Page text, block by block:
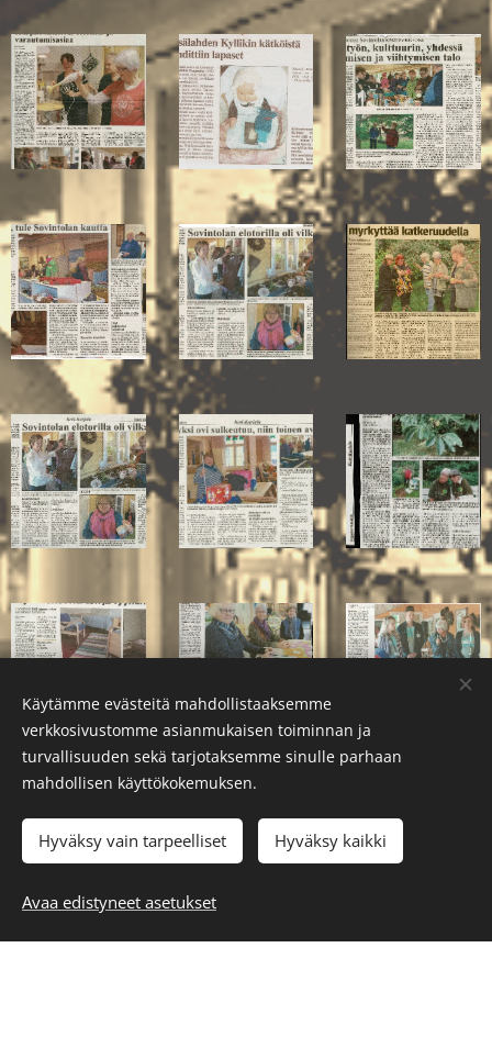
Käytämme evästeitä mahdollistaaksemme
verkkosivustomme asianmukaisen toiminnan ja
turvallisuuden sekä tarjotaksemme sinulle parhaan
mahdollisen käyttökokemuksen.
Hyväksy vain tarpeelliset Hyväksy kaikki
Avaa edistyneet asetukset